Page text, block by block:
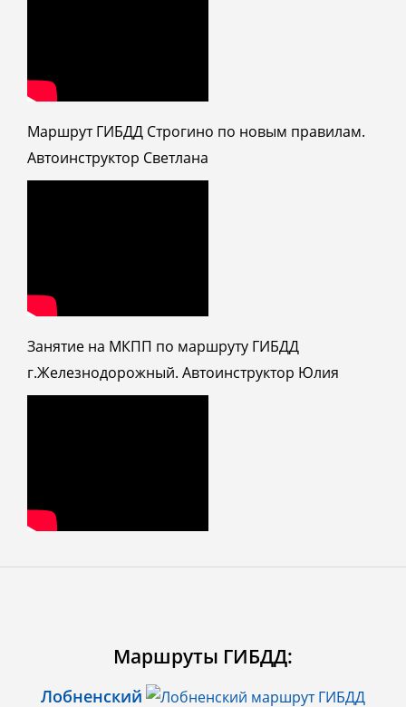
Маршрут ГИБДД Строгино по новым правилам.
Автоинструктор Светлана
Занятие на МКПП по маршруту ГИБДД
г.Железнодорожный. Автоинструктор Юлия
Маршруты ГИБДД:
Лобненский